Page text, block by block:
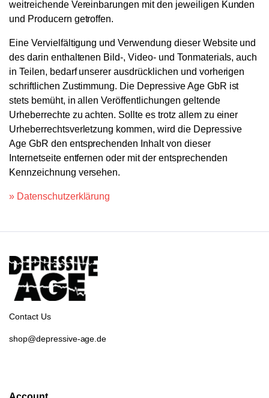
weitreichende Vereinbarungen mit den jeweiligen Kunden
und Producern getroffen.
Eine Vervielfältigung und Verwendung dieser Website und
des darin enthaltenen Bild-, Video- und Tonmaterials, auch
in Teilen, bedarf unserer ausdrücklichen und vorherigen
schriftlichen Zustimmung. Die Depressive Age GbR ist
stets bemüht, in allen Veröffentlichungen geltende
Urheberrechte zu achten. Sollte es trotz allem zu einer
Urheberrechtsverletzung kommen, wird die Depressive
Age GbR den entsprechenden Inhalt von dieser
Internetseite entfernen oder mit der entsprechenden
Kennzeichnung versehen.
» Datenschutzerklärung
Contact Us
shop@depressive-age.de